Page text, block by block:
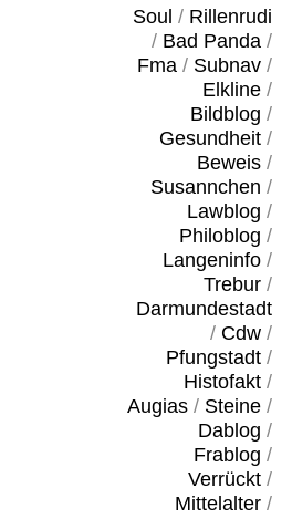
Soul / Rillenrudi
/ Bad Panda/
Fma/ Subnav/
Elkline/
Bildblog /
Gesundheit/
Beweis/
Susannchen /
Lawblog /
Philoblog /
Langeninfo/
Trebur/
Darmundestadt
/ Cdw/
Pfungstadt/
Histofakt/
Augias/ Steine/
Dablog /
Frablog /
Verrückt/
Mittelalter/